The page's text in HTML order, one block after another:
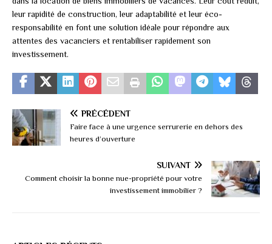
leur rapidité de construction, leur adaptabilité et leur éco-
responsabilité en font une solution idéale pour répondre aux
attentes des vacanciers et rentabiliser rapidement son
investissement.
PRÉCÉDENT
Faire face à une urgence serrurerie en dehors des
heures d’ouverture
SUIVANT
Comment choisir la bonne nue-propriété pour votre
investissement immobilier ?